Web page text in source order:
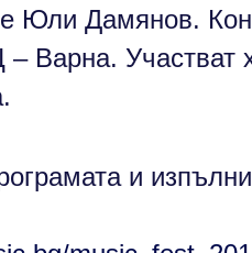
е Юли Дамянов.
Варна. Участват
и